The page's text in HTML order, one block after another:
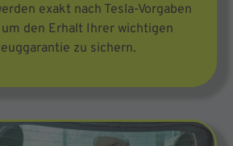
exakt nach Tesla-Vorgaben
den Erhalt Ihrer wichtigen
zu sichern.